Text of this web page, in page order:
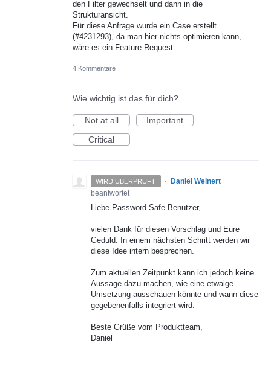
den Filter gewechselt und dann in die
Strukturansicht.
Für diese Anfrage wurde ein Case erstellt
(#4231293), da man hier nichts optimieren kann,
wäre es ein Feature Request.
4 Kommentare
Wie wichtig ist das für dich?
Not at all
Important
Critical
WIRD ÜBERPRÜFT · Daniel Weinert
beantwortet
Liebe Password Safe Benutzer,
vielen Dank für diesen Vorschlag und Eure
Geduld. In einem nächsten Schritt werden wir
diese Idee intern besprechen.
Zum aktuellen Zeitpunkt kann ich jedoch keine
Aussage dazu machen, wie eine etwaige
Umsetzung ausschauen könnte und wann diese
gegebenenfalls integriert wird.
Beste Grüße vom Produktteam,
Daniel